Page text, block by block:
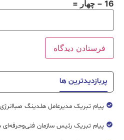
16 − چهار =
پربازدیدترین ها
پیام تبریک مدیرعامل هلدینگ
پیام تبریک رئیس سازمان فنی‌و‌حرفه‌ای